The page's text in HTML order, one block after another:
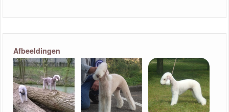
Afbeeldingen